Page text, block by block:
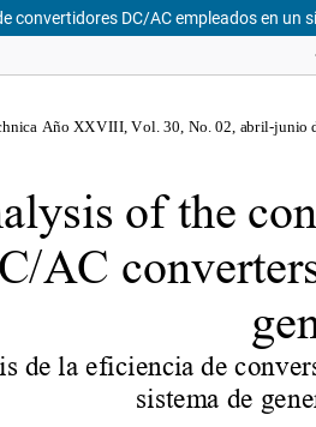
convertidores DC/AC empleados en